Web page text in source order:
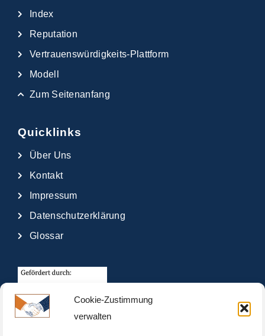
Cookie-Zustimmung
verwalten
Index
Reputation
Vertrauenswürdigkeits-Plattform
Modell
Zum Seitenanfang
Quicklinks
Über Uns
Kontakt
Impressum
Datenschutzerklärung
Glossar